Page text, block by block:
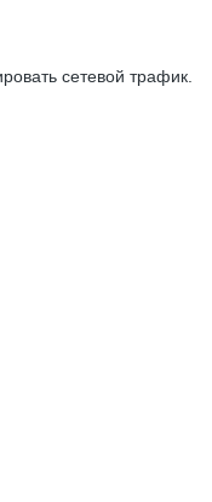
сетевой трафик.